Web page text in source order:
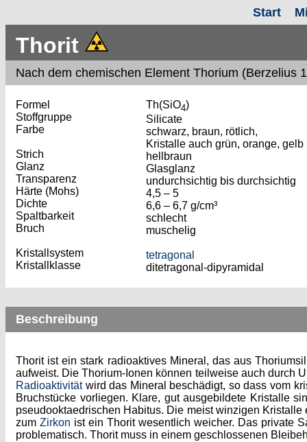
Start
Thorit
Nach dem chemischen Element Thorium (Berzelius
Formel
Stoffgruppe
Farbe
Strich
Glanz
Transparenz
Härte (Mohs)
Dichte
Spaltbarkeit
Bruch
Kristallsystem
Kristallklasse
Th(SiO4)
Silicate
schwarz, braun, rötlich,
Kristalle auch grün, orange, gelb
hellbraun
Glasglanz
undurchsichtig bis durchsichtig
4,5 – 5
6,6 – 6,7 g/cm³
schlecht
muschelig
tetragonal
ditetragonal-dipyramidal
Beschreibung
Thorit ist ein stark radioaktives Mineral, das aus
aufweist. Die Thorium-Ionen können teilweise auch durch
Radioaktivitätwird das Mineral beschädigt, so dass vom
Bruchstücke vorliegen. Klare, gut ausgebildete Kristalle
pseudooktaedrischen Habitus. Die meist winzigen
zum Zirkon ist ein Thorit wesentlich weicher. Das private
problematisch. Thorit muss in einem geschlossenen